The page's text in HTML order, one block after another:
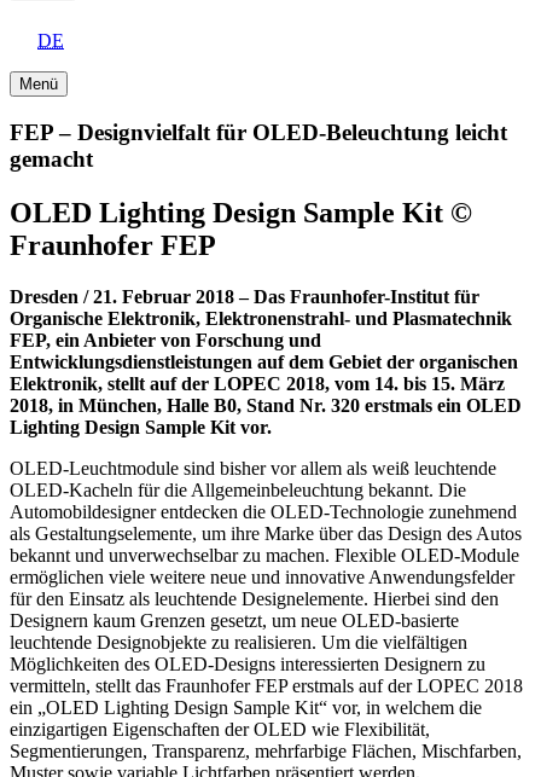
DE
Menü
FEP – Designvielfalt für OLED-Beleuchtung leicht
gemacht
OLED Lighting Design Sample Kit ©
Fraunhofer FEP
Dresden / 21. Februar 2018 – Das Fraunhofer-Institut für
Organische Elektronik, Elektronenstrahl- und Plasmatechnik
FEP, ein Anbieter von Forschung und
Entwicklungsdienstleistungen auf dem Gebiet der organischen
Elektronik, stellt auf der LOPEC 2018, vom 14. bis 15. März
2018, in München, Halle B0, Stand Nr. 320 erstmals ein OLED
Lighting Design Sample Kit vor.
OLED-Leuchtmodule sind bisher vor allem als weiß leuchtende
OLED-Kacheln für die Allgemeinbeleuchtung bekannt. Die
Automobildesigner entdecken die OLED-Technologie zunehmend
als Gestaltungselemente, um ihre Marke über das Design des Autos
bekannt und unverwechselbar zu machen. Flexible OLED-Module
ermöglichen viele weitere neue und innovative Anwendungsfelder
für den Einsatz als leuchtende Designelemente. Hierbei sind den
Designern kaum Grenzen gesetzt, um neue OLED-basierte
leuchtende Designobjekte zu realisieren. Um die vielfältigen
Möglichkeiten des OLED-Designs interessierten Designern zu
vermitteln, stellt das Fraunhofer FEP erstmals auf der LOPEC 2018
ein „OLED Lighting Design Sample Kit“ vor, in welchem die
einzigartigen Eigenschaften der OLED wie Flexibilität,
Segmentierungen, Transparenz, mehrfarbige Flächen, Mischfarben,
Muster sowie variable Lichtfarben präsentiert werden.